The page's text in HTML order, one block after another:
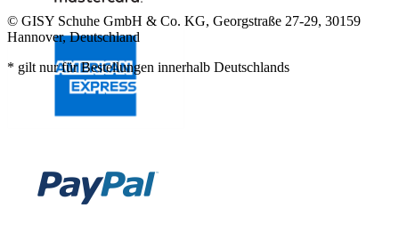
© GISY Schuhe GmbH & Co. KG, Georgstraße 27-29, 30159
Hannover, Deutschland
* gilt nur für Bestellungen innerhalb Deutschlands